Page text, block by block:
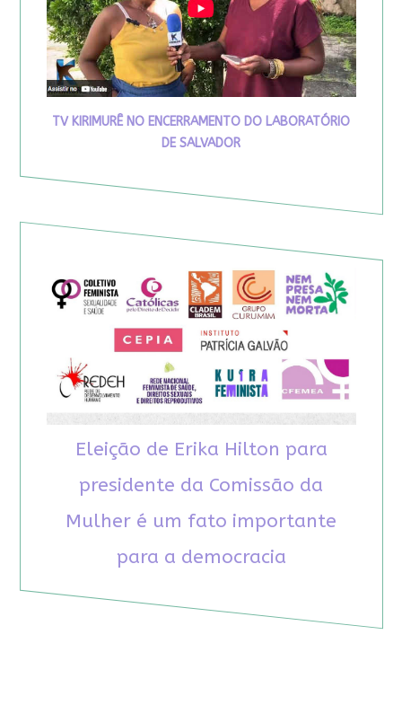
TV KIRIMURÊ NO ENCERRAMENTO DO LABORATÓRIO
DE SALVADOR
Eleição de Erika Hilton para
presidente da Comissão da
Mulher é um fato importante
para a democracia